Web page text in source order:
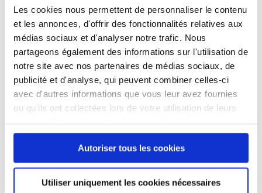
Les cookies nous permettent de personnaliser le contenu
et les annonces, d'offrir des fonctionnalités relatives aux
médias sociaux et d'analyser notre trafic. Nous
partageons également des informations sur l'utilisation de
notre site avec nos partenaires de médias sociaux, de
publicité et d'analyse, qui peuvent combiner celles-ci
avec d'autres informations que vous leur avez fournies
ou qu'ils ont collectées lors de votre utilisation de leurs
continuez à utiliser notre site Web.
Autoriser tous les cookies
Utiliser uniquement les cookies nécessaires
Qualifications et diplômes :
Profil recherché :
Expérience :
Processus
de
recrutement